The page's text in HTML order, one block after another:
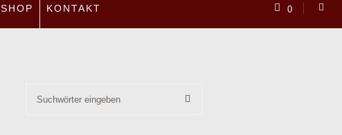
0
SHOP KONTAKT